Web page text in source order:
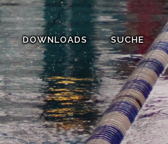
DOWNLOADS SUCHE